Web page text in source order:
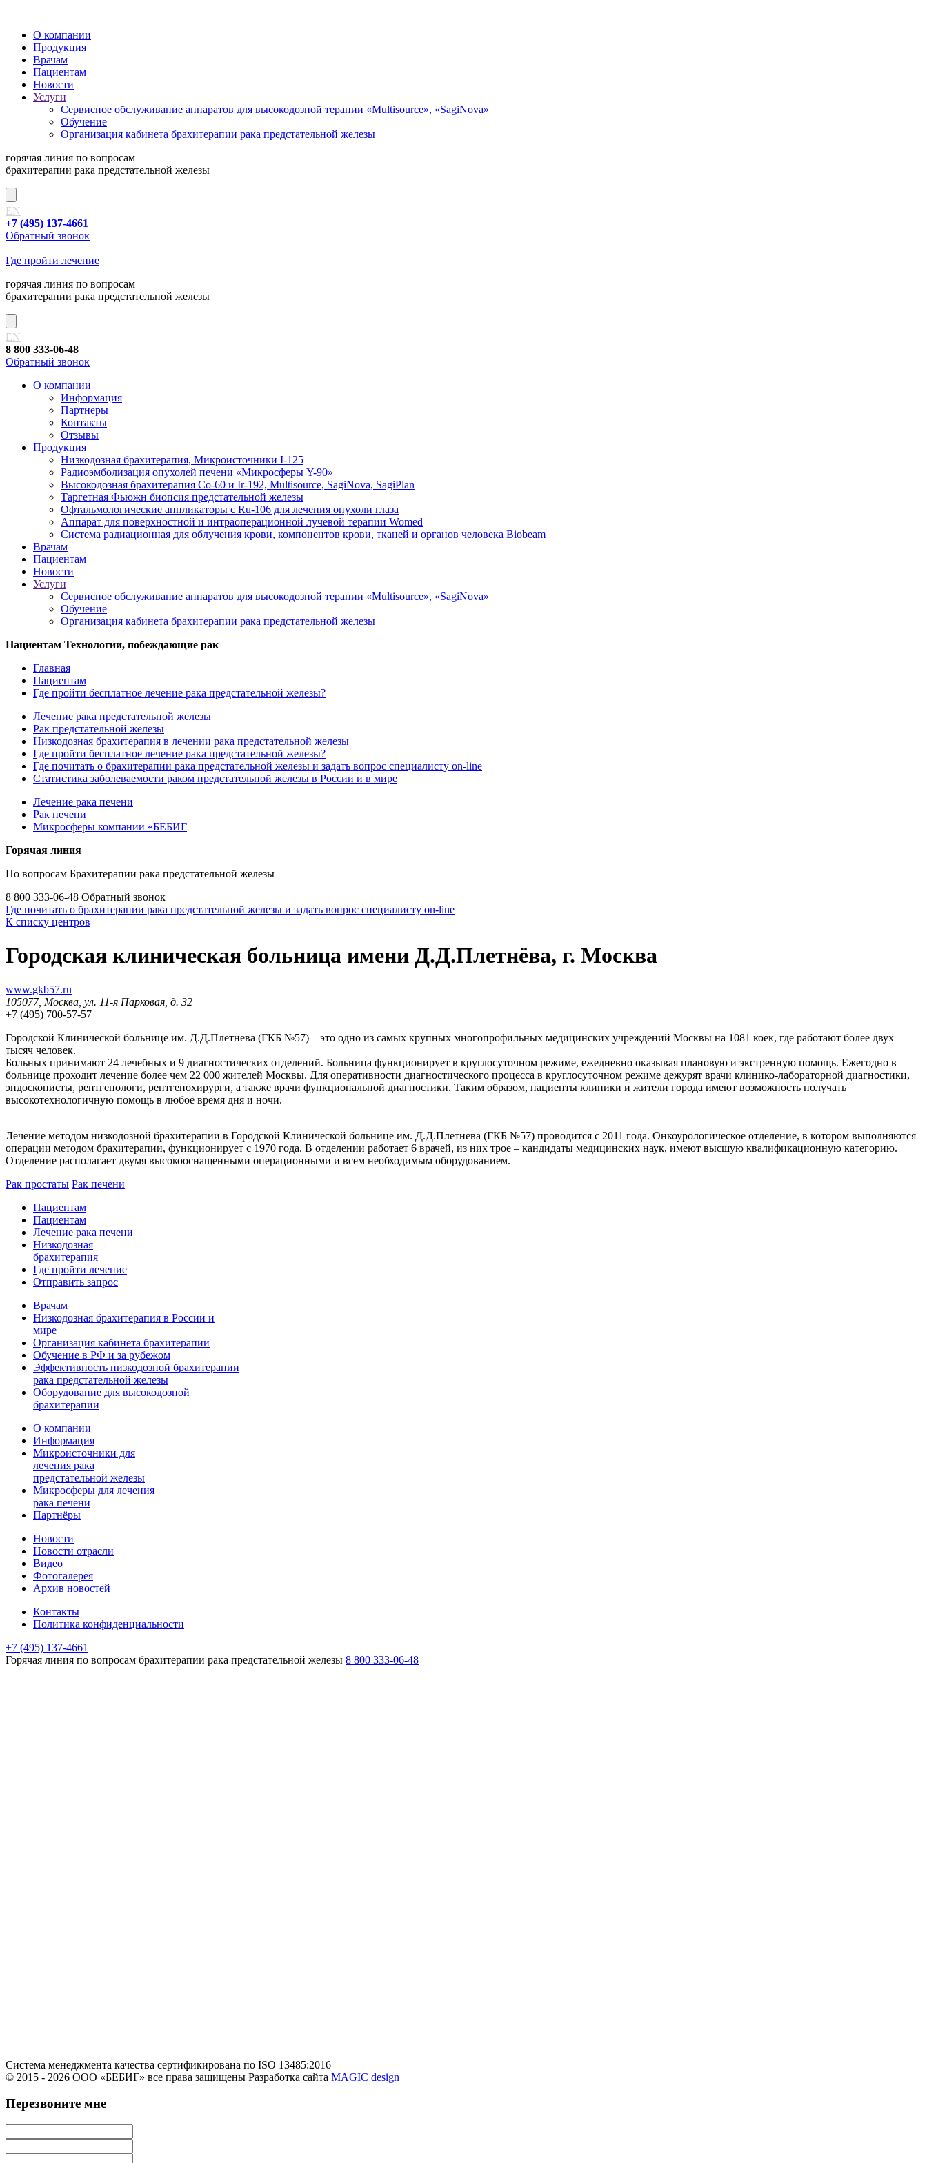
О компании
Продукция
Врачам
Пациентам
Новости
Услуги
Сервисное обслуживание аппаратов для высокодозной терапии «Multisource», «SagiNova»
Обучение
Организация кабинета брахитерапии рака предстательной железы
горячая линия по вопросам
брахитерапии рака предстательной железы
EN
+7 (495) 137-4661
Обратный звонок
Где пройти лечение
горячая линия по вопросам
брахитерапии рака предстательной железы
EN
8 800 333-06-48
Обратный звонок
О компании
Информация
Партнеры
Контакты
Отзывы
Продукция
Низкодозная брахитерапия, Микроисточники I-125
Радиоэмболизация опухолей печени «Микросферы Y-90»
Высокодозная брахитерапия Co-60 и Ir-192, Multisource, SagiNova, SagiPlan
Таргетная Фьюжн биопсия предстательной железы
Офтальмологические аппликаторы с Ru-106 для лечения опухоли глаза
Аппарат для поверхностной и интраоперационной лучевой терапии Womed
Система радиационная для облучения крови, компонентов крови, тканей и органов человека Biobeam
Врачам
Пациентам
Новости
Услуги
Сервисное обслуживание аппаратов для высокодозной терапии «Multisource», «SagiNova»
Обучение
Организация кабинета брахитерапии рака предстательной железы
Пациентам Технологии, побеждающие рак
Главная
Пациентам
Где пройти бесплатное лечение рака предстательной железы?
Лечение рака предстательной железы
Рак предстательной железы
Низкодозная брахитерапия в лечении рака предстательной железы
Где пройти бесплатное лечение рака предстательной железы?
Где почитать о брахитерапии рака предстательной железы и задать вопрос специалисту on-line
Статистика заболеваемости раком предстательной железы в России и в мире
Лечение рака печени
Рак печени
Микросферы компании «БЕБИГ
Горячая линия
По вопросам Брахитерапии рака предстательной железы
8 800 333-06-48 Обратный звонок
Где почитать о брахитерапии рака предстательной железы и задать вопрос специалисту on-line
К списку центров
Городская клиническая больница имени Д.Д.Плетнёва, г. Москва
www.gkb57.ru
105077, Москва, ул. 11-я Парковая, д. 32
+7 (495) 700-57-57
Городской Клинической больнице им. Д.Д.Плетнева (ГКБ №57) – это одно из самых крупных многопрофильных медицинских учреждений Москвы на 1081 коек, где работают более двух
тысяч человек.
Больных принимают 24 лечебных и 9 диагностических отделений. Больница функционирует в круглосуточном режиме, ежедневно оказывая плановую и экстренную помощь. Ежегодно в
больнице проходит лечение более чем 22 000 жителей Москвы. Для оперативности диагностического процесса в круглосуточном режиме дежурят врачи клинико-лабораторной диагностики,
эндоскописты, рентгенологи, рентгенохирурги, а также врачи функциональной диагностики. Таким образом, пациенты клиники и жители города имеют возможность получать
высокотехнологичную помощь в любое время дня и ночи.
Лечение методом низкодозной брахитерапии в Городской Клинической больнице им. Д.Д.Плетнева (ГКБ №57) проводится с 2011 года. Онкоурологическое отделение, в котором выполняются
операции методом брахитерапии, функционирует с 1970 года. В отделении работает 6 врачей, из них трое – кандидаты медицинских наук, имеют высшую квалификационную категорию.
Отделение располагает двумя высокооснащенными операционными и всем необходимым оборудованием.
Рак простаты Рак печени
Пациентам
Пациентам
Лечение рака печени
Низкодозная
брахитерапия
Где пройти лечение
Отправить запрос
Врачам
Низкодозная брахитерапия в России и
мире
Организация кабинета брахитерапии
Обучение в РФ и за рубежом
Эффективность низкодозной брахитерапии
рака предстательной железы
Оборудование для высокодозной
брахитерапии
О компании
Информация
Микроисточники для
лечения рака
предстательной железы
Микросферы для лечения
рака печени
Партнёры
Новости
Новости отрасли
Видео
Фотогалерея
Архив новостей
Контакты
Политика конфиденциальности
+7 (495) 137-4661
Горячая линия по вопросам брахитерапии рака предстательной железы 8 800 333-06-48
Система менеджмента качества сертификирована по ISO 13485:2016
© 2015 - 2026 ООО «БЕБИГ» все права защищены Разработка сайта MAGIC design
Перезвоните мне